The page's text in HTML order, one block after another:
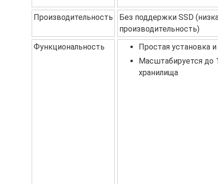
Производительность
Без поддержки SSD
производительность)
Функциональность
Простая установка
Масштабируется до
хранилища